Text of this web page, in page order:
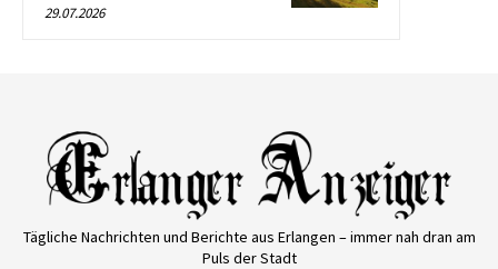
29.07.2026
Tägliche Nachrichten und Berichte aus Erlangen – immer nah dran am
Puls der Stadt